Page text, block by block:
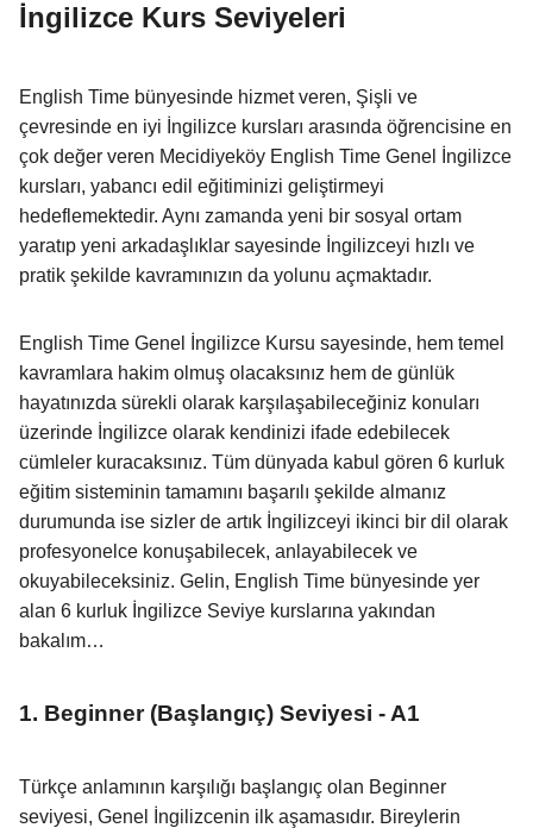
İngilizce Kurs Seviyeleri
English Time bünyesinde hizmet veren, Şişli ve
çevresinde en iyi İngilizce kursları arasında öğrencisine en
çok değer veren Mecidiyeköy English Time Genel İngilizce
kursları, yabancı edil eğitiminizi geliştirmeyi
hedeflemektedir. Aynı zamanda yeni bir sosyal ortam
yaratıp yeni arkadaşlıklar sayesinde İngilizceyi hızlı ve
pratik şekilde kavramınızın da yolunu açmaktadır.
English Time Genel İngilizce Kursu sayesinde, hem temel
kavramlara hakim olmuş olacaksınız hem de günlük
hayatınızda sürekli olarak karşılaşabileceğiniz konuları
üzerinde İngilizce olarak kendinizi ifade edebilecek
cümleler kuracaksınız. Tüm dünyada kabul gören 6 kurluk
eğitim sisteminin tamamını başarılı şekilde almanız
durumunda ise sizler de artık İngilizceyi ikinci bir dil olarak
profesyonelce konuşabilecek, anlayabilecek ve
okuyabileceksiniz. Gelin, English Time bünyesinde yer
alan 6 kurluk İngilizce Seviye kurslarına yakından
bakalım…
1. Beginner (Başlangıç) Seviyesi - A1
Türkçe anlamının karşılığı başlangıç olan Beginner
seviyesi, Genel İngilizcenin ilk aşamasıdır. Bireylerin